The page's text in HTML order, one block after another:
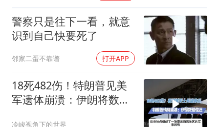
警察只是往下一看，就意
识到自己快要死了
邻家二蛋不靠谱 打开APP
18死482伤！特朗普见美
军遗体崩溃：伊朗将数倍
冷峻视角下的世界